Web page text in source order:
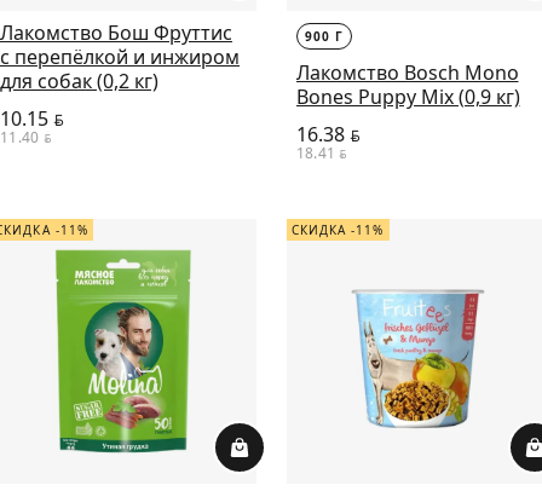
Лакомство Бош Фруттис
с перепёлкой и инжиром
для собак (0,2 кг)
10.15 BYN
11.40 BYN
900 Г
Лакомство Bosch Mono
Bones Puppy Mix (0,9 кг)
16.38BYN
18.41 BYN
-11% СКИДКА -11%